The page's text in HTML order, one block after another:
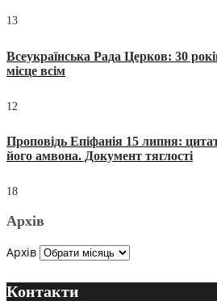
13
Всеукраїнська Рада Церков: 30
місце всім
12
Проповідь Епіфанія 15 липня:
його амвона. Документ тяглості
18
Архів
Архів
Контакти